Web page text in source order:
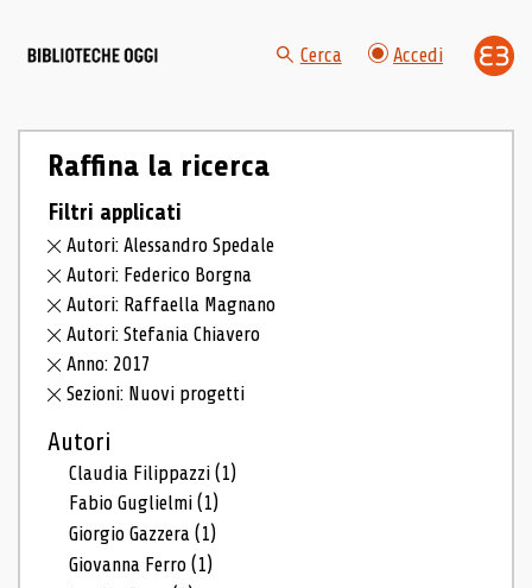
Cerca Accedi
Raffina la ricerca
Filtri applicati
Autori: Alessandro Spedale
Autori: Federico Borgna
Autori: Raffaella Magnano
Autori: Stefania Chiavero
Anno: 2017
Sezioni: Nuovi progetti
Autori
Claudia Filippazzi(1)
Fabio Guglielmi(1)
Giorgio Gazzera(1)
Giovanna Ferro(1)